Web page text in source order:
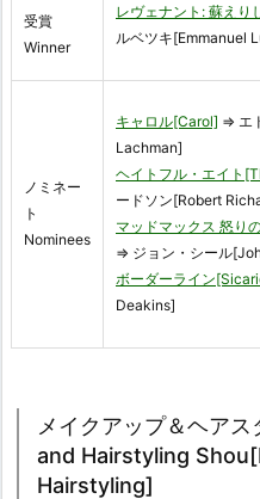
受賞
Winner
レヴェナント: 蘇え
ルベツキ[Emmanuel
ノミネー
ト
Nominees
キャロル[Carol] ⇒ エ
Lachman]
ヘイトフル・エイト
ードソン[Robert
マッドマックス 怒り
⇒ ジョン・シール
ボーダーライン
Deakins]
メイクアップ＆ヘア
and Hairstyling
Hairstyling]